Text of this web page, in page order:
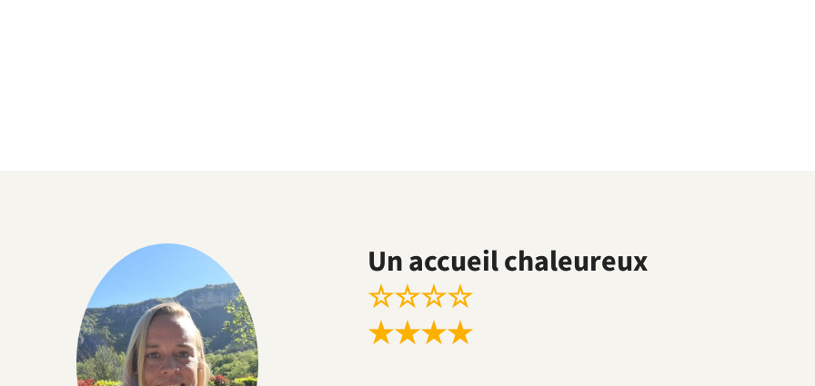
Un accueil chaleureux
☆☆☆☆
★★★★